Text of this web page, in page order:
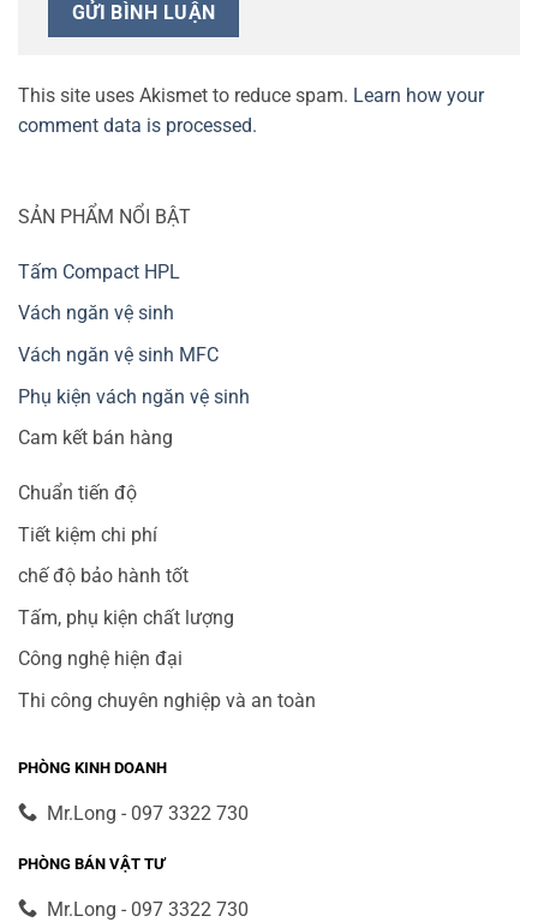
This site uses Akismet to reduce spam. Learn how your
comment data is processed.
SẢN PHẨM NỔI BẬT
Tấm Compact HPL
Vách ngăn vệ sinh
Vách ngăn vệ sinh MFC
Phụ kiện vách ngăn vệ sinh
Cam kết bán hàng
Chuẩn tiến độ
Tiết kiệm chi phí
chế độ bảo hành tốt
Tấm, phụ kiện chất lượng
Công nghệ hiện đại
Thi công chuyên nghiệp và an toàn
PHÒNG KINH DOANH
Mr.Long - 097 3322 730
PHÒNG BÁN VẬT TƯ
Mr.Long - 097 3322 730